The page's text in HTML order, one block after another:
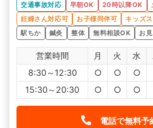
交通事故対応 早朝OK 20時以降OK
妊婦さん対応可
お子様同伴可 キッズ
駅ちか
鍼灸 整体 無料相談OK お
営業時間 月 火 水
8:30～12:30
○ ○ ○
15:30～20:30
○ ○ ○
電話で無料予